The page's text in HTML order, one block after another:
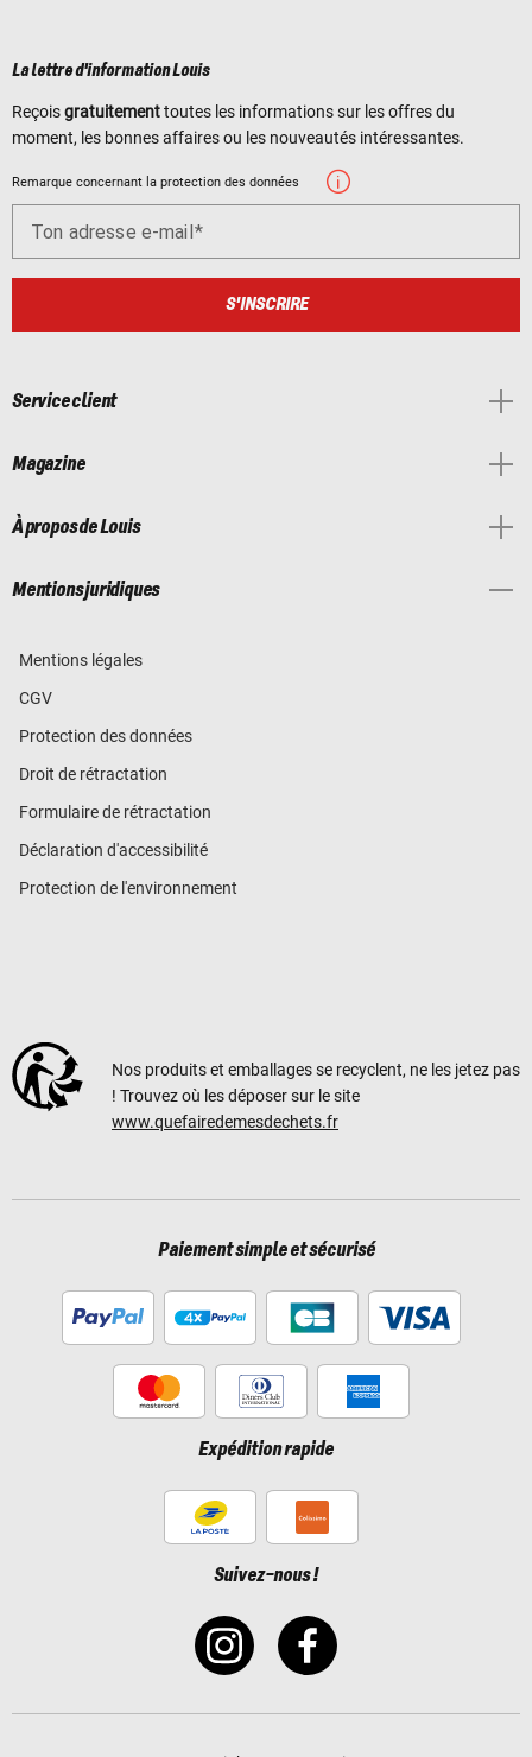
La lettre d'information Louis
Reçoisgratuitementtoutes les informations sur les offres du
moment, les bonnes affaires ou les nouveautés intéressantes.
Remarque concernant la protection des données
Ton adresse e-mail
S'INSCRIRE
Service client
Magazine
À propos de Louis
Mentions juridiques
Mentions légales
CGV
Protection des données
Droit de rétractation
Formulaire de rétractation
Déclaration d'accessibilité
Protection de l'environnement
Nos produits et emballages se recyclent, ne les jetez pas
! Trouvez où les déposer sur le site
www.quefairedemesdechets.fr
Paiement simple et sécurisé
Expédition rapide
Suivez-nous !